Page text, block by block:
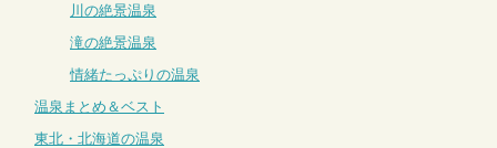
川の絶景温泉
滝の絶景温泉
情緒たっぷりの温泉
温泉まとめ＆ベスト
東北・北海道の温泉